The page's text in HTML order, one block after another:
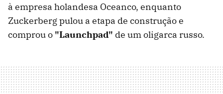
à empresa holandesa Oceanco, enquanto
Zuckerberg pulou a etapa de construção e
comprou o "Launchpad" de um oligarca russo.